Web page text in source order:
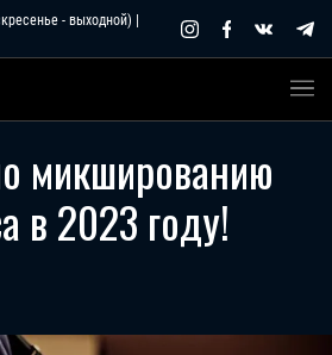
- выходной) |
микшированию
в 2023 году!